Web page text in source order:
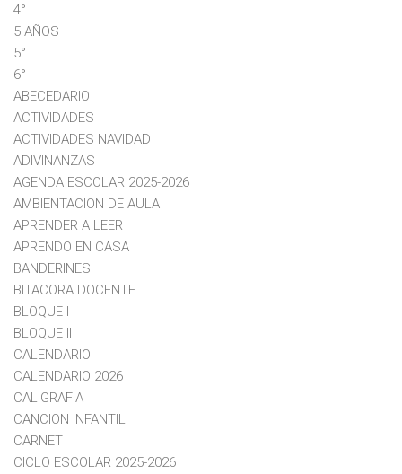
4°
5 AÑOS
5°
6°
ABECEDARIO
ACTIVIDADES
ACTIVIDADES NAVIDAD
ADIVINANZAS
AGENDA ESCOLAR 2025-2026
AMBIENTACION DE AULA
APRENDER A LEER
APRENDO EN CASA
BANDERINES
BITACORA DOCENTE
BLOQUE I
BLOQUE II
CALENDARIO
CALENDARIO 2026
CALIGRAFIA
CANCION INFANTIL
CARNET
CICLO ESCOLAR 2025-2026